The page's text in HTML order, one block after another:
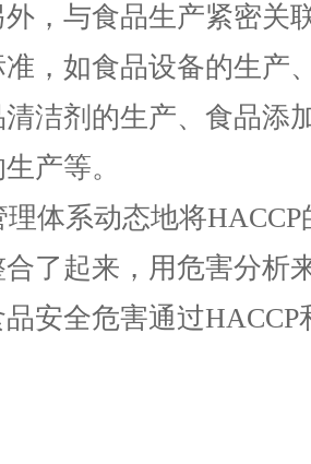
，与食品生产紧密关
，如食品设备的生产
洁剂的生产、食品添
产等。
体系动态地将HACCP
了起来，用危害分析
安全危害通过HACCP